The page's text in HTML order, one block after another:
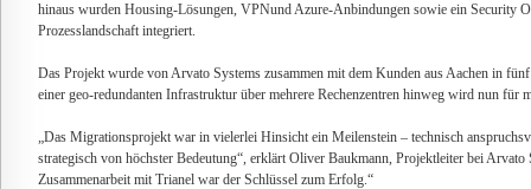
hinaus wurden Housing-Lösungen, VPNund Azure-Anbindungen sowie ein Security
Prozesslandschaft integriert.
Das Projekt wurde von Arvato Systems zusammen mit dem Kunden aus Aachen in
einer geo-redundanten Infrastruktur über mehrere Rechenzentren hinweg wird nun für
„Das Migrationsprojekt war in vielerlei Hinsicht ein Meilenstein – technisch
strategisch von höchster Bedeutung“, erklärt Oliver Baukmann, Projektleiter bei Arvato
Zusammenarbeit mit Trianel war der Schlüssel zum Erfolg.“